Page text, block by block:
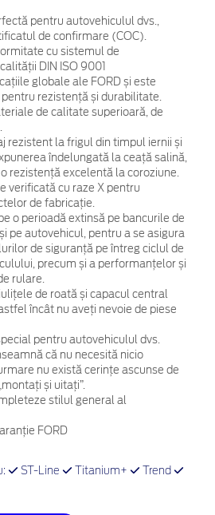
pentru autovehiculul dvs.,
de confirmare (COC).
cu sistemul de
DIN ISO 9001
globale ale FORD și este
rezistență și durabilitate.
de calitate superioară, de
rezistent la frigul din timpul iernii și
îndelungată la ceață salină,
rezistență excelentă la coroziune.
verificată cu raze X pentru
de fabricație.
o perioadă extinsă pe bancurile de
pe autovehicul, pentru a se asigura
de siguranță pe întreg ciclul de
precum și a performanțelor și
rulare.
de roată și capacul central
încât nu aveți nevoie de piese
pentru autovehiculul dvs.
că nu necesită nicio
nu există cerințe ascunse de
și uitați”.
stilul general al
FORD
ST-Line Titanium+
Trend